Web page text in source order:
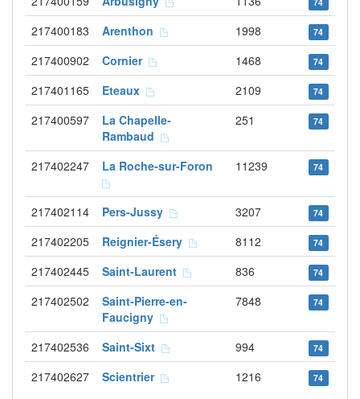
217400183 Arenthon 1998 74
217400902 Cornier 1468 74
217401165 Eteaux 2109 74
217400597
La Chapelle-
Rambaud
251 74
217402247 La Roche-sur-Foron 11239 74
217402114 Pers-Jussy 3207 74
217402205 Reignier-Ésery 8112 74
217402445 Saint-Laurent 836 74
217402502
Saint-Pierre-en-
Faucigny
7848 74
217402536 Saint-Sixt 994 74
217402627 Scientrier 1216 74